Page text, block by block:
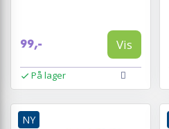
99,- Vis
På lager
NY